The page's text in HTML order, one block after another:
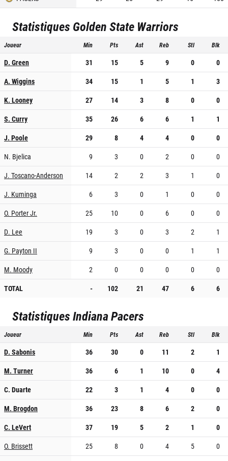
Statistiques Golden State Warriors
Joueur Min Pts Ast Reb Stl Blk
D. Green 31 15 5 9 0
0
A. Wiggins
34 15 1 5 1
3
K. Looney
27 14 3 8 0
0
S. Curry
35 26 6 6 1
1
J. Poole
29 8 4 4 0
0
N. Bjelica
9 3 0 2 0
0
J. Toscano-Anderson
14 2 2 3 1
0
J. Kuminga
6 3 0 1 0
0
O. Porter Jr.
25 10 0 6 0
0
D. Lee
19 3 0 3 2
1
G. Payton II
9 3 0 0 1
1
M. Moody
2 0 0 0 0
0
TOTAL
- 102 21 47 6 6
StatistiquesIndiana Pacers
Joueur Min Pts Ast Reb Stl Blk
D. Sabonis 36 30 0 11 2
1
M. Turner
36 6 1 10 0
4
C. Duarte
22 3 1 4 0
0
M. Brogdon
36 23 8 6 2
0
C. LeVert
37 19 5 2 1
0
O. Brissett
25 8 0 4 5
0